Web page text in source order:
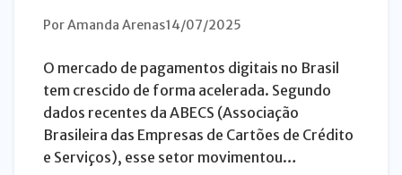
Por Amanda Arenas14/07/2025
O mercado de pagamentos digitais no Brasil
tem crescido de forma acelerada. Segundo
dados recentes da ABECS (Associação
Brasileira das Empresas de Cartões de Crédito
e Serviços), esse setor movimentou…